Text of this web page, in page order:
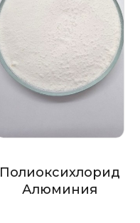
Полиоксихлорид
Алюминия